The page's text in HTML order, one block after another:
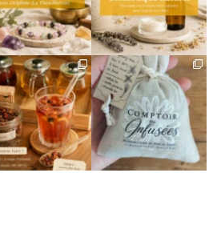
2 0
6 0
visages, une même
philosophie 🌿
Le...
11 0
🎁 L`attention qui fait
plaisir — et qui vous...
24 2